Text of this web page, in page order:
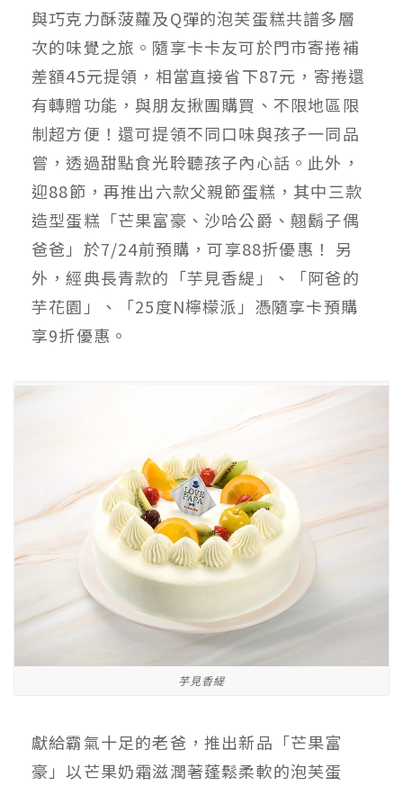
與巧克力酥菠蘿及Q彈的泡芙蛋糕共譜多層
次的味覺之旅。隨享卡卡友可於門市寄捲補
差額45元提領，相當直接省下87元，寄捲還
有轉贈功能，與朋友揪團購買、不限地區限
制超方便！還可提領不同口味與孩子一同品
嘗，透過甜點食光聆聽孩子內心話。此外，
迎88節，再推出六款父親節蛋糕，其中三款
造型蛋糕「芒果富豪、沙哈公爵、翹鬍子偶
爸爸」於7/24前預購，可享88折優惠！ 另
外，經典長青款的「芋見香緹」、「阿爸的
芋花園」、「25度N檸檬派」憑隨享卡預購
享9折優惠。
芋見香緹
獻給霸氣十足的老爸，推出新品「芒果富
豪」以芒果奶霜滋潤著蓬鬆柔軟的泡芙蛋